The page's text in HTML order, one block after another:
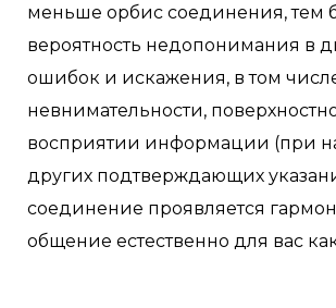
меньше орбис соединения, тем
вероятность недопонимания в
ошибок и искажения, в том
невнимательности,
восприятии информации (при
других подтверждающих
соединение проявляется
общение естественно для вас